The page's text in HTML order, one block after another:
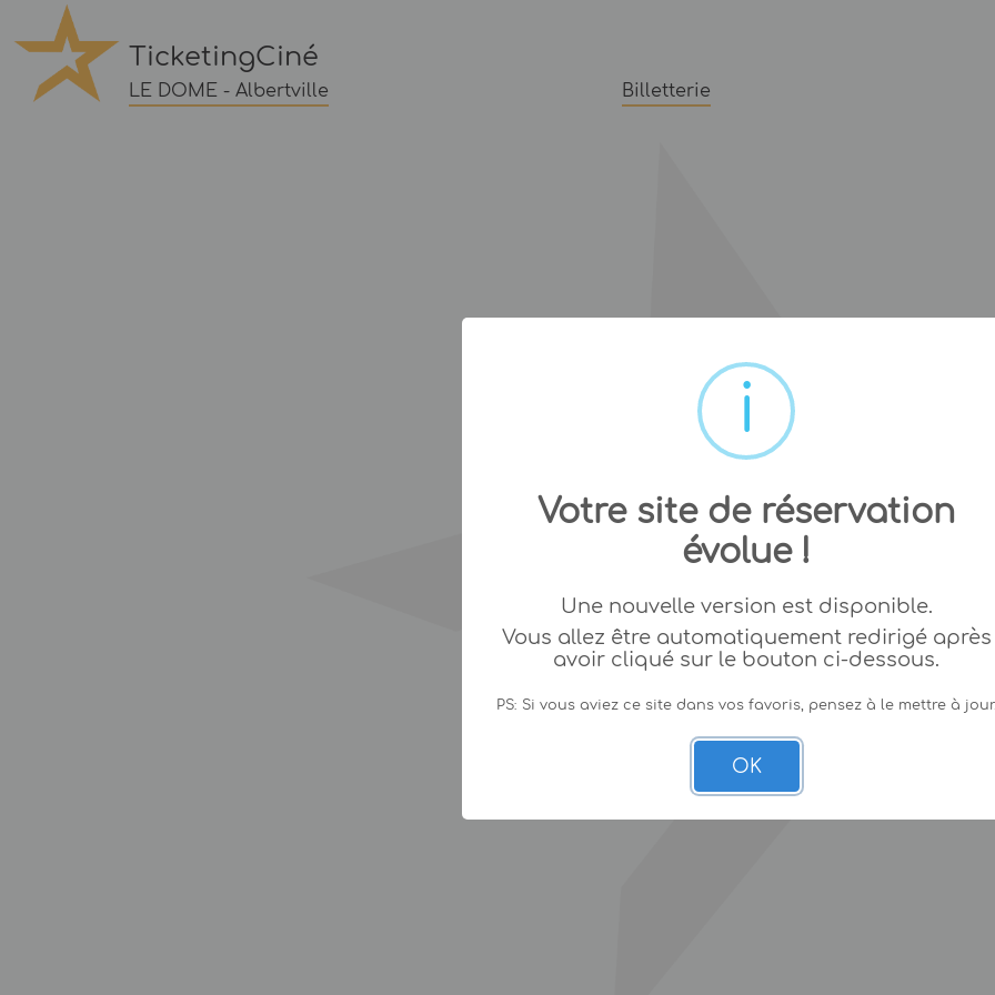
TicketingCiné
LE DOME - Albertville Billetterie
Votre site de réservation
évolue !
Une nouvelle version est disponible.
Vous allez être automatiquement redirigé après
avoir cliqué sur le bouton ci-dessous.
PS: Si vous aviez ce site dans vos favoris, pensez à le mettre à
OK